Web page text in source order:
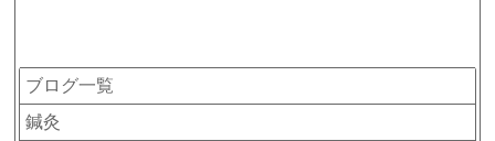
ブログ一覧
鍼灸